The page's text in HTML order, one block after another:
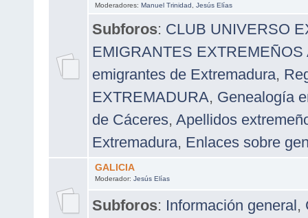
Moderadores: Manuel Trinidad Jesús Elías
Subforos: CLUB UNIVERSO
EMIGRANTES EXTREMEÑOS
emigrantes de Extremadura,
EXTREMADURA, Genealogía
de Cáceres, Apellidos
Extremadura, Enlaces sobre
GALICIA
Moderador: Jesús Elías
Subforos: Información general,